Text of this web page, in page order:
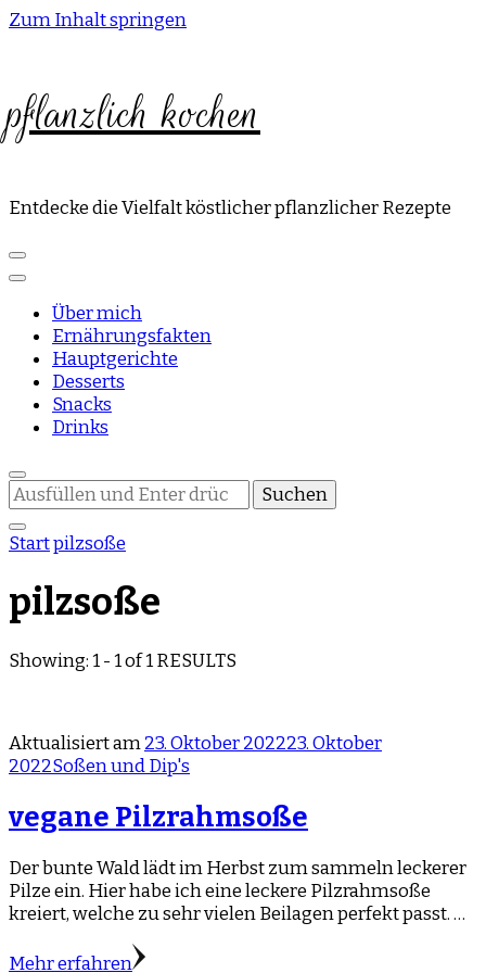
Zum Inhalt springen
pflanzlich kochen
Entdecke die Vielfalt köstlicher pflanzlicher Rezepte
Über mich
Ernährungsfakten
Hauptgerichte
Desserts
Snacks
Drinks
Suchst
du
nach
etwas?
Startpilzsoße
pilzsoße
Showing: 1 - 1 of 1 RESULTS
Aktualisiert am23. Oktober 202223. Oktober
2022Soßen und Dip's
vegane Pilzrahmsoße
Der bunte Wald lädt im Herbst zum sammeln leckerer
Pilze ein. Hier habe ich eine leckere Pilzrahmsoße
kreiert, welche zu sehr vielen Beilagen perfekt passt. …
Mehr erfahren